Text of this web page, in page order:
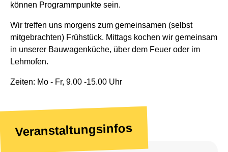
können Programmpunkte sein.
Wir treffen uns morgens zum gemeinsamen (selbst
mitgebrachten) Frühstück. Mittags kochen wir gemeinsam
in unserer Bauwagenküche, über dem Feuer oder im
Lehmofen.
Zeiten: Mo - Fr, 9.00 -15.00 Uhr
Veranstaltungsinfos